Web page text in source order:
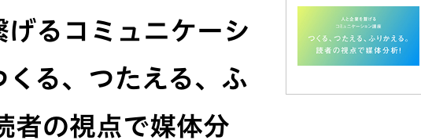
げるコミュニケーシ
くる、つたえる、ふ
者の視点で媒体分